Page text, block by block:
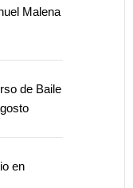
Malena
de Baile
en